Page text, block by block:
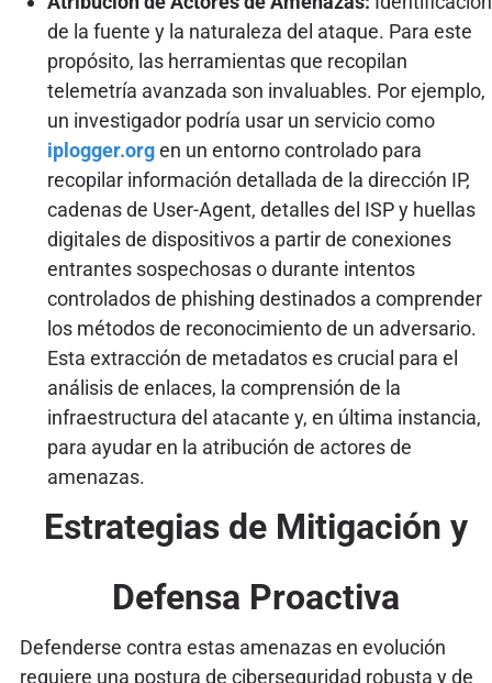
de la fuente y la naturaleza del ataque. Para este
propósito, las herramientas que recopilan
telemetría avanzada son invaluables. Por ejemplo,
un investigador podría usar un servicio como
iplogger.orgen un entorno controlado para
recopilar información detallada de la dirección IP,
cadenas de User-Agent, detalles del ISP y huellas
digitales de dispositivos a partir de conexiones
entrantes sospechosas o durante intentos
controlados de phishing destinados a comprender
los métodos de reconocimiento de un adversario.
Esta extracción de metadatos es crucial para el
análisis de enlaces, la comprensión de la
infraestructura del atacante y, en última instancia,
para ayudar en la atribución de actores de
amenazas.
Estrategias de Mitigación y
Defensa Proactiva
Defenderse contra estas amenazas en evolución
requiere una postura de ciberseguridad robusta y de